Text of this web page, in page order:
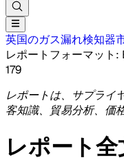
英国のガス漏れ検知器
レポートフォーマット :
179
レポートは、サプライ
客知識、貿易分析、価
レポート